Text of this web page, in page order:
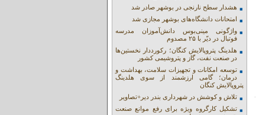
هشدار سطح نارنجی در بوشهر صادر شد
امتحانات دانشگاه‌های بوشهر مجازی شد
واژگونی مینی‌بوس دانش‌آموزان مدرسه
فوتبال در دیّر با ۲۵ مصدوم
هلدینگ پتروپالایش کنگان؛ رکورددار نخستین‌ها
در صنعت نفت، گاز و پتروشیمی کشور
توسعه امکانات و تجهیزات سلامت، بهداشت و
درمان؛ گامی ارزشمند از سوی هلدینگ
پتروپالایش کنگان
تلاش و کوشش در شهرداری بندر دیر+تصاویر
تشکیل کارگروه ویژه برای رفع موانع صنعت